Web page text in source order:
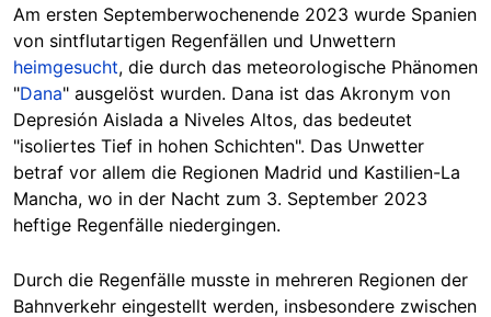
Am ersten Septemberwochenende 2023 wurde Spanien
von sintflutartigen Regenfällen und Unwettern
heimgesucht, die durch das meteorologische Phänomen
"Dana" ausgelöst wurden. Dana ist das Akronym von
Depresión Aislada a Niveles Altos, das bedeutet
"isoliertes Tief in hohen Schichten". Das Unwetter
betraf vor allem die Regionen Madrid und Kastilien-La
Mancha, wo in der Nacht zum 3. September 2023
heftige Regenfälle niedergingen.
Durch die Regenfälle musste in mehreren Regionen der
Bahnverkehr eingestellt werden, insbesondere zwischen